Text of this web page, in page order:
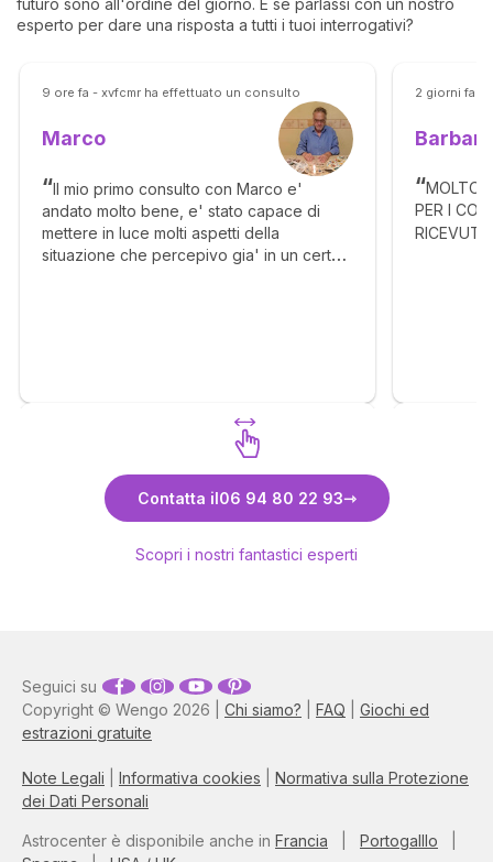
esperto per dare una risposta a tutti i tuoi interrogativi?
9 ore fa - xvfcmr ha effettuato un consulto
Marco
Il mio primo consulto con Marco e'
andato molto bene, e' stato capace di
mettere in luce molti aspetti della
situazione che percepivo gia' in un certo
2 giorni fa -
MOLTO
PER I
Contatta il06 94 80 22 93
Scopri i nostri fantastici esperti
Copyright © Wengo 2026 | Chi siamo? FAQ
Giochi ed
estrazioni gratuite
Note Legali Informativa cookies
Normativa sulla Protezione
dei Dati Personali
Seguici su
Astrocenter è disponibile anche in Francia Portogalllo